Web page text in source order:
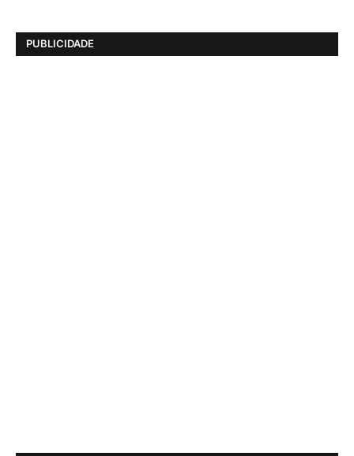
PUBLICIDADE